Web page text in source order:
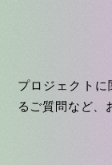
プロジェクト
るご質問など、